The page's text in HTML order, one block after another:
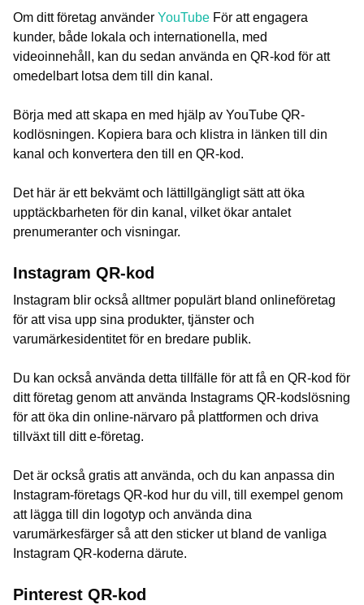
Om ditt företag använder YouTube För att engagera
kunder, både lokala och internationella, med
videoinnehåll, kan du sedan använda en QR-kod för att
omedelbart lotsa dem till din kanal.
Börja med att skapa en med hjälp av YouTube QR-
kodlösningen. Kopiera bara och klistra in länken till din
kanal och konvertera den till en QR-kod.
Det här är ett bekvämt och lättillgängligt sätt att öka
upptäckbarheten för din kanal, vilket ökar antalet
prenumeranter och visningar.
Instagram QR-kod
Instagram blir också alltmer populärt bland onlineföretag
för att visa upp sina produkter, tjänster och
varumärkesidentitet för en bredare publik.
Du kan också använda detta tillfälle för att få en QR-kod för
ditt företag genom att använda Instagrams QR-kodslösning
för att öka din online-närvaro på plattformen och driva
tillväxt till ditt e-företag.
Det är också gratis att använda, och du kan anpassa din
Instagram-företags QR-kod hur du vill, till exempel genom
att lägga till din logotyp och använda dina
varumärkesfärger så att den sticker ut bland de vanliga
Instagram QR-koderna därute.
Pinterest QR-kod